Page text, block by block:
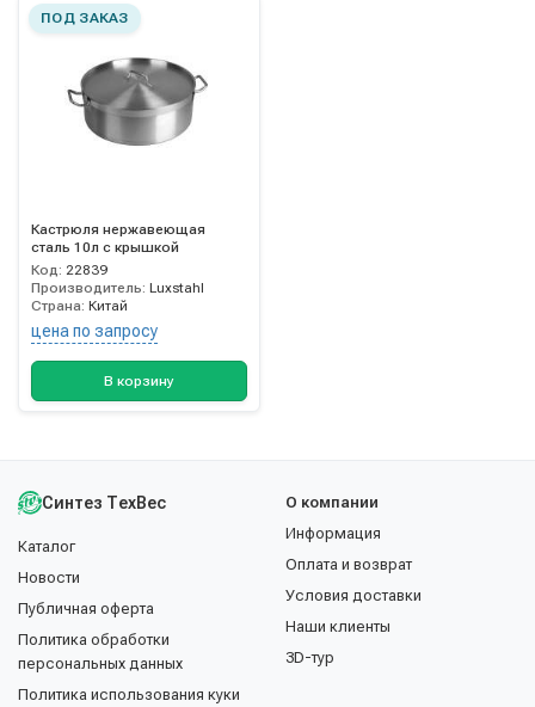
ПОД ЗАКАЗ
Кастрюля нержавеющая
сталь 10л с крышкой
Код: 22839
Производитель: Luxstahl
Страна: Китай
цена по запросу
В корзину
Синтез ТехВес
Каталог
Новости
Публичная оферта
Политика обработки
персональных данных
Политика использования куки
О компании
Информация
Оплата и возврат
Условия доставки
Наши клиенты
3D-тур